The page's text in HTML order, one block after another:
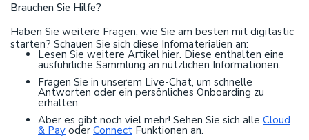
Brauchen Sie Hilfe?
Haben Sie weitere Fragen, wie Sie am besten mit digitastic
starten? Schauen Sie sich diese Infomaterialien an:
Lesen Sie weitere Artikel hier. Diese enthalten eine
ausführliche Sammlung an nützlichen Informationen.
Fragen Sie in unserem Live-Chat, um schnelle
Antworten oder ein persönliches Onboarding zu
erhalten.
Aber es gibt noch viel mehr! Sehen Sie sich alle Cloud
& Pay oder Connect Funktionen an.